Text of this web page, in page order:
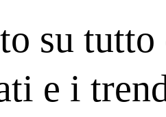
su tutto
e i